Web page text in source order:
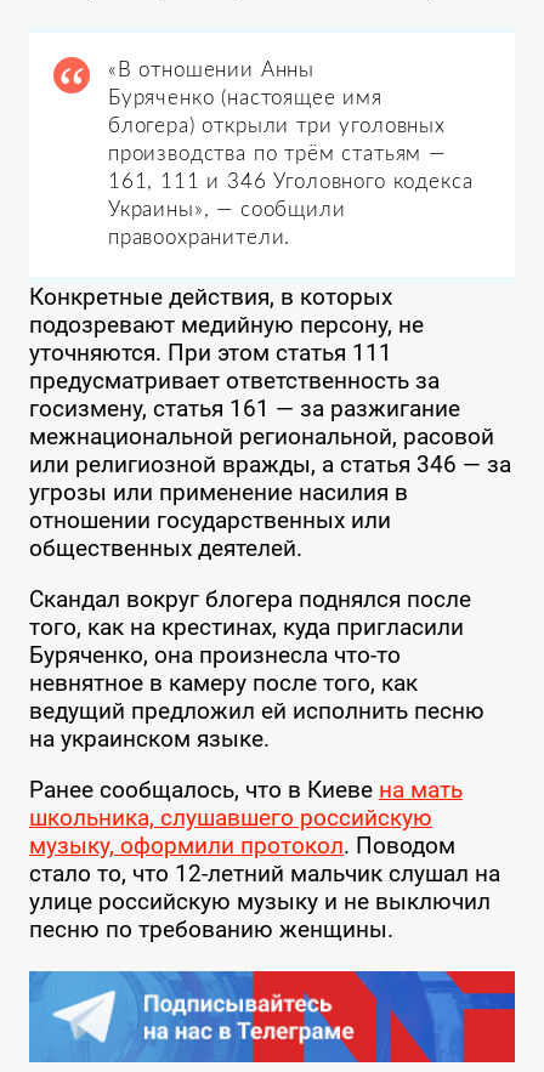
«В отношении Анны
Буряченко (настоящее имя
блогера) открыли три уголовных
производства по трём статьям —
161, 111 и 346 Уголовного кодекса
Украины», — сообщили
правоохранители.
Конкретные действия, в которых
подозревают медийную персону, не
уточняются. При этом статья 111
предусматривает ответственность за
госизмену, статья 161 — за разжигание
межнациональной региональной, расовой
или религиозной вражды, а статья 346 — за
угрозы или применение насилия в
отношении государственных или
общественных деятелей.
Скандал вокруг блогера поднялся после
того, как на крестинах, куда пригласили
Буряченко, она произнесла что-то
невнятное в камеру после того, как
ведущий предложил ей исполнить песню
на украинском языке.
Ранее сообщалось, что в Киеве на мать
школьника, слушавшего российскую
музыку, оформили протокол. Поводом
стало то, что 12-летний мальчик слушал на
улице российскую музыку и не выключил
песню по требованию женщины.